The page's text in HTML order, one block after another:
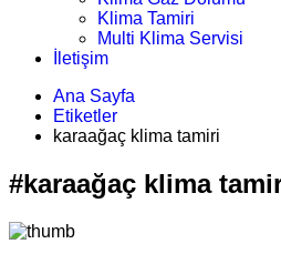
Klima Tamiri
Multi Klima Servisi
İletişim
Ana Sayfa
Etiketler
karaağaç klima tamiri
#karaağaç klima